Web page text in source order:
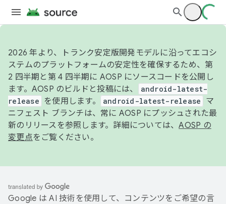
2026 年より、トランク安定版開発モデルに沿ってエコシ
ステムのプラットフォームの安定性を確保するため、第
2 四半期と第 4 四半期に AOSP にソースコードを公開し
ます。AOSP のビルドと投稿には、
android-latest-
release
を使用します。 android-latest-release
マ
ニフェスト ブランチは、常に AOSP にプッシュされた最
新のリリースを参照します。詳細については、AOSP の
変更点をご覧ください。
Google は AI 技術を使用して、コンテンツをご希望の言